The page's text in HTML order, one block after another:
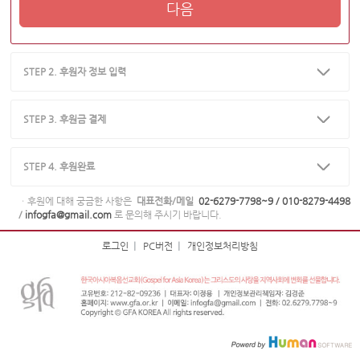
다음
STEP 2. 후원자 정보 입력
STEP 3. 후원금 결제
STEP 4. 후원완료
ㆍ후원에 대해 궁금한 사항은 대표전화/메일02-6279-7798~9 / 010-8279-4498
/ infogfa@gmail.com 로 문의해 주시기 바랍니다.
로그인 PC버전 개인정보처리방침